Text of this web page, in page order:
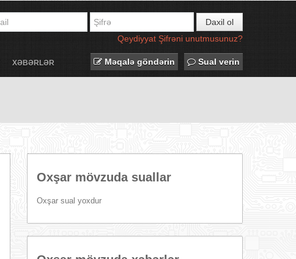
Daxil ol
Qeydiyyat Şifrəni unutmusunuz?
XƏBƏRLƏR Məqalə göndərin Sual verin
Oxşar mövzuda suallar
Oxşar sual yoxdur